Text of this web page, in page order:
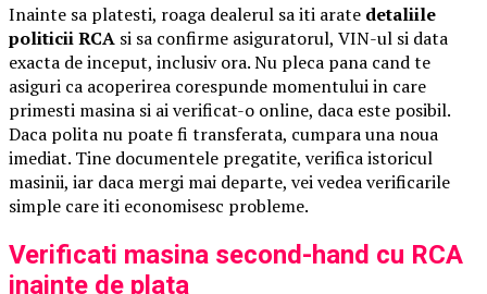
Inainte sa platesti, roaga dealerul sa iti arate detaliile
politicii RCA si sa confirme asiguratorul, VIN-ul si data
exacta de inceput, inclusiv ora. Nu pleca pana cand te
asiguri ca acoperirea corespunde momentului in care
primesti masina si ai verificat-o online, daca este posibil.
Daca polita nu poate fi transferata, cumpara una noua
imediat. Tine documentele pregatite, verifica istoricul
masinii, iar daca mergi mai departe, vei vedea verificarile
simple care iti economisesc probleme.
Verificati masina second-hand cu RCA
inainte de plata